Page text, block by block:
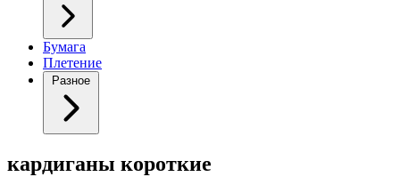
Бумага
Плетение
Разное
кардиганы короткие